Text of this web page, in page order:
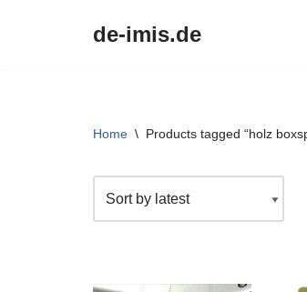
de-imis.de
Home \ Products tagged “holz